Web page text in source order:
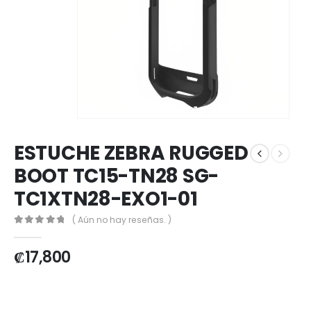
ESTUCHE ZEBRA RUGGED
BOOT TC15-TN28 SG-
TC1XTN28-EXO1-01
( Aún no hay reseñas. )
₡17,800